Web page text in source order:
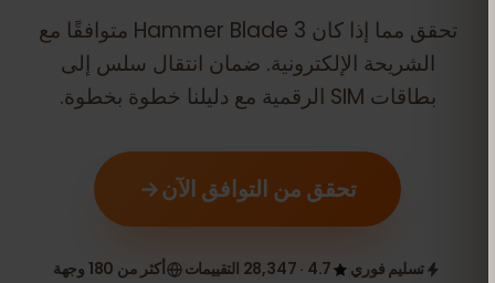
تحقق مما إذا كان Hammer Blade 3 متوافقًا مع
الشريحة الإلكترونية. ضمان انتقال سلس إلى
بطاقات SIM الرقمية مع دليلنا خطوة بخطوة.
تحقق من التوافق الآن
تسليم فوري 4.7 · 28,347 التقييمات أكثر من 180 وجهة